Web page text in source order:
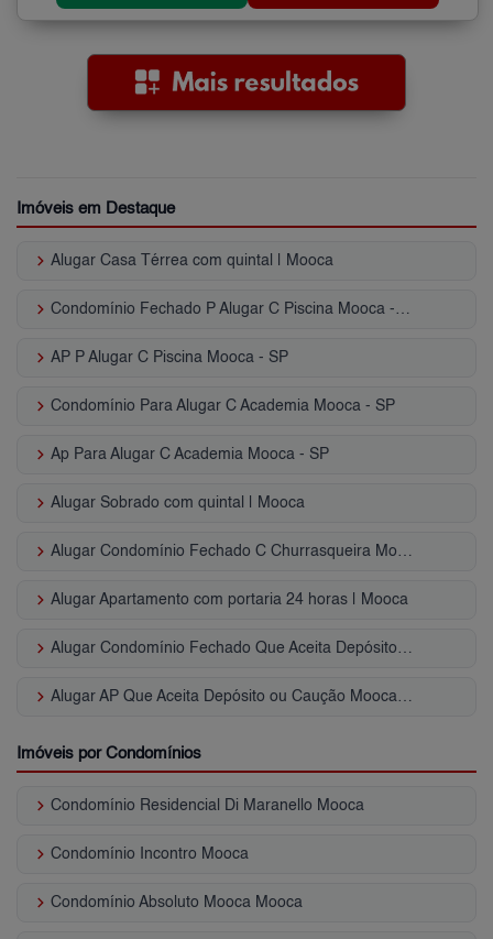
Imóveis em Destaque
keyboard_arrow_right Alugar Casa Térrea com quintal | Mooca
keyboard_arrow_right
keyboard_arrow_right AP P Alugar C Piscina Mooca - SP
keyboard_arrow_right Condomínio Para Alugar C Academia Mooca - SP
keyboard_arrow_right Ap Para Alugar C Academia Mooca - SP
keyboard_arrow_right Alugar Sobrado com quintal | Mooca
keyboard_arrow_right
keyboard_arrow_right Alugar Apartamento com portaria 24 horas | Mooca
keyboard_arrow_right
keyboard_arrow_right
Imóveis por Condomínios
keyboard_arrow_right Condomínio Residencial Di Maranello Mooca
keyboard_arrow_right Condomínio Incontro Mooca
keyboard_arrow_right Condomínio Absoluto Mooca Mooca